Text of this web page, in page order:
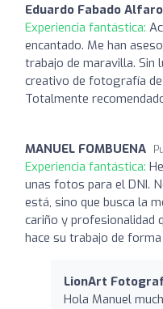
Eduardo Fabado Alfaro
Experiencia fantástica:
encantado. Me han
trabajo de maravilla. Sin
creativo de fotografía
Totalmente
MANUEL FOMBUENA
Experiencia fantástica:
unas fotos para el DNI.
está, sino que busca la
cariño y profesionalidad
hace su trabajo de
LionArt
Hola Manuel